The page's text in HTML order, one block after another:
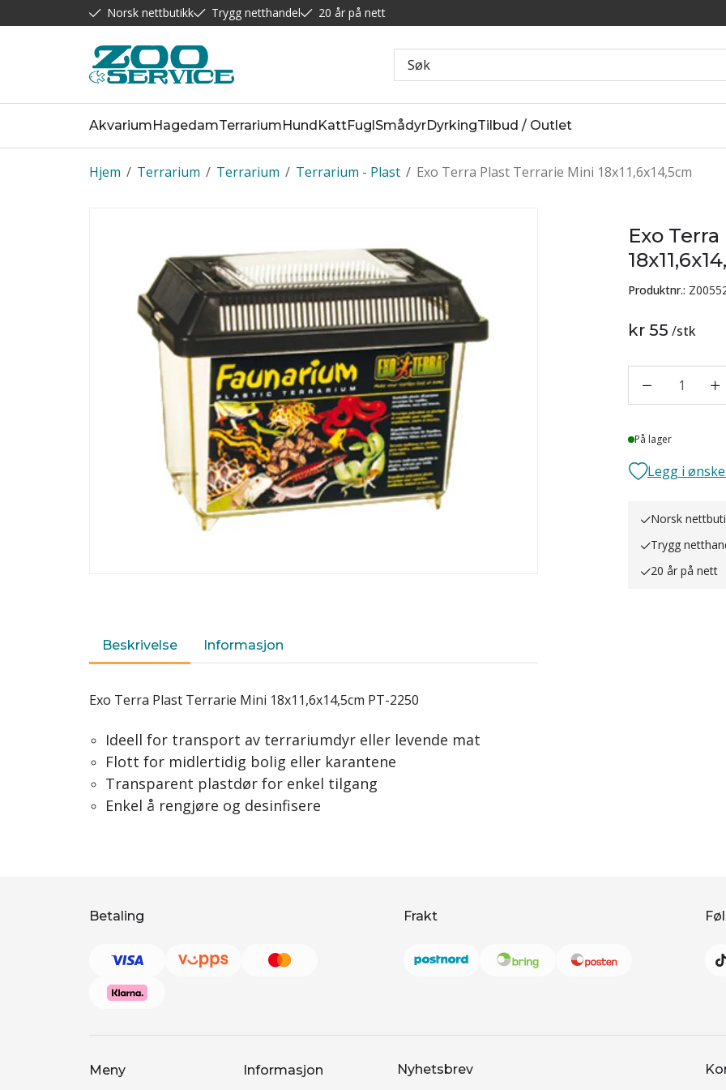
Norsk nettbutikk Trygg netthandel 20 år på nett
AkvariumHagedamTerrariumHundKattFuglSmådyrDyrkingTilbud / Outlet
/
Hjem /
Terrarium /
Terrarium /
Terrarium - Plast Exo Terra Plast Terrarie Mini 18x11,6x14,5cm
Exo
Produktnr.:
kr 55 /stk
1
Lager
På lager
Legg i
Norsk
Trygg
20 år på nett
Beskrivelse Informasjon
Exo Terra Plast Terrarie Mini 18x11,6x14,5cm PT-2250
Ideell for transport av terrariumdyr eller levende mat
Flott for midlertidig bolig eller karantene
Transparent plastdør for enkel tilgang
Enkel å rengjøre og desinfisere
Betaling Frakt
Meny Informasjon Nyhetsbrev